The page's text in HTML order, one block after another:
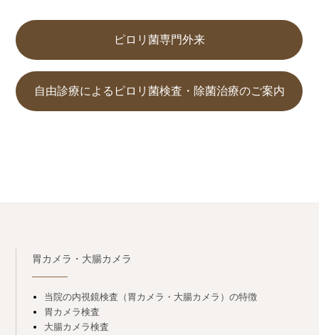
ピロリ菌専門外来
自由診療によるピロリ菌検査・除菌治療のご案内
胃カメラ・大腸カメラ
当院の内視鏡検査（胃カメラ・大腸カメラ）の特徴
胃カメラ検査
大腸カメラ検査